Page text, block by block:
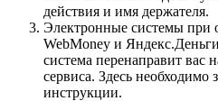
действия и имя держателя.
Электронные системы при
WebMoney и
система перенаправит вас
сервиса. Здесь необходимо
инструкции.